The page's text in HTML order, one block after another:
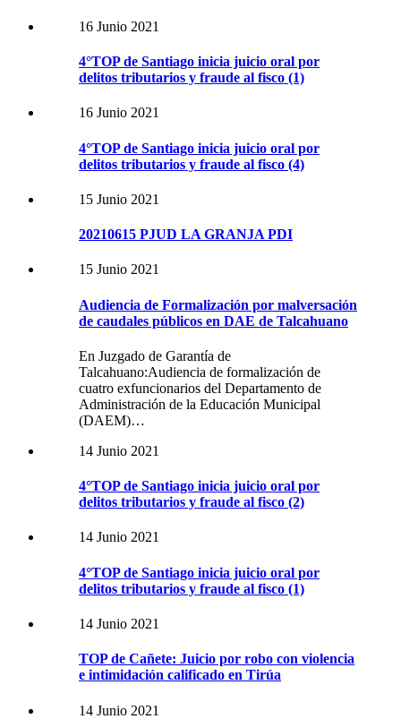
16 Junio 2021
4°TOP de Santiago inicia juicio oral por
delitos tributarios y fraude al fisco (1)
16 Junio 2021
4°TOP de Santiago inicia juicio oral por
delitos tributarios y fraude al fisco (4)
15 Junio 2021
20210615 PJUD LA GRANJA PDI
15 Junio 2021
Audiencia de Formalización por malversación
de caudales públicos en DAE de Talcahuano
En Juzgado de Garantía de
Talcahuano:Audiencia de formalización de
cuatro exfuncionarios del Departamento de
Administración de la Educación Municipal
(DAEM)…
14 Junio 2021
4°TOP de Santiago inicia juicio oral por
delitos tributarios y fraude al fisco (2)
14 Junio 2021
4°TOP de Santiago inicia juicio oral por
delitos tributarios y fraude al fisco (1)
14 Junio 2021
TOP de Cañete: Juicio por robo con violencia
e intimidación calificado en Tirúa
14 Junio 2021